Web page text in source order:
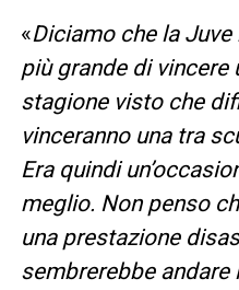
«Diciamo che la Juve
più grande di vincere
stagione visto che
vinceranno una tra
Era quindi
meglio. Non penso
una prestazione
sembrerebbe andare